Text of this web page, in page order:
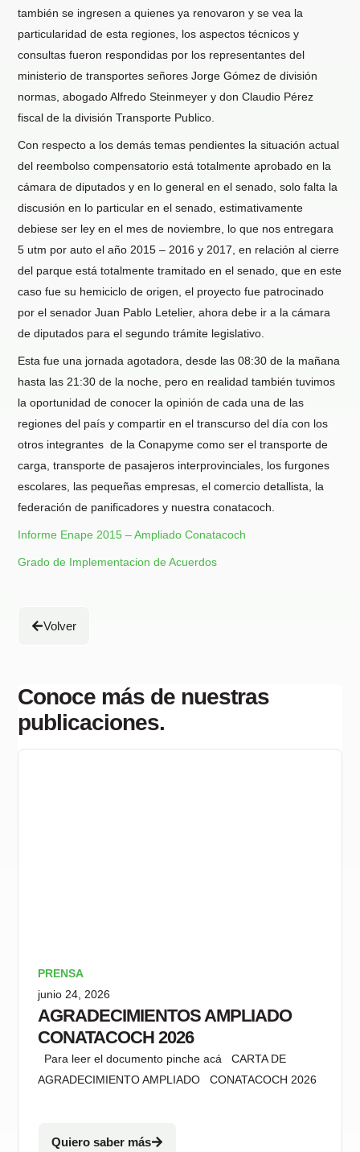
también se ingresen a quienes ya renovaron y se vea la
particularidad de esta regiones, los aspectos técnicos y
consultas fueron respondidas por los representantes del
ministerio de transportes señores Jorge Gómez de división
normas, abogado Alfredo Steinmeyer y don Claudio Pérez
fiscal de la división Transporte Publico.
Con respecto a los demás temas pendientes la situación actual
del reembolso compensatorio está totalmente aprobado en la
cámara de diputados y en lo general en el senado, solo falta la
discusión en lo particular en el senado, estimativamente
debiese ser ley en el mes de noviembre, lo que nos entregara
5 utm por auto el año 2015 – 2016 y 2017, en relación al cierre
del parque está totalmente tramitado en el senado, que en este
caso fue su hemiciclo de origen, el proyecto fue patrocinado
por el senador Juan Pablo Letelier, ahora debe ir a la cámara
de diputados para el segundo trámite legislativo.
Esta fue una jornada agotadora, desde las 08:30 de la mañana
hasta las 21:30 de la noche, pero en realidad también tuvimos
la oportunidad de conocer la opinión de cada una de las
regiones del país y compartir en el transcurso del día con los
otros integrantes de la Conapyme como ser el transporte de
carga, transporte de pasajeros interprovinciales, los furgones
escolares, las pequeñas empresas, el comercio detallista, la
federación de panificadores y nuestra conatacoch.
Informe Enape 2015 – Ampliado Conatacoch
Grado de Implementacion de Acuerdos
Volver
Conoce más de nuestras
publicaciones.
PRENSA
junio 24, 2026
AGRADECIMIENTOS AMPLIADO
CONATACOCH 2026
Para leer el documento pinche acá CARTA DE
AGRADECIMIENTO AMPLIADO CONATACOCH 2026
Quiero saber más